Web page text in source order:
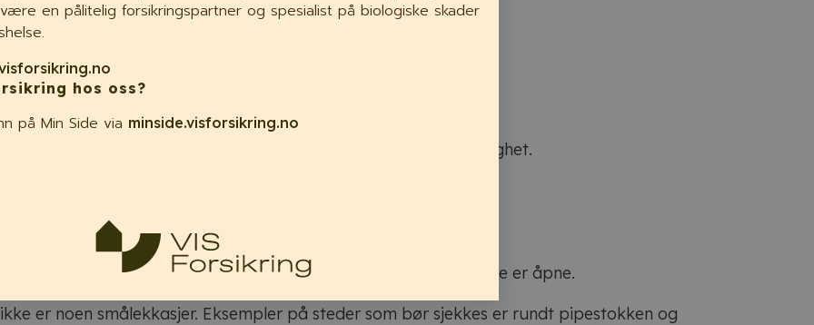
på kjøkken og bad
og husedderkopp i kjeller, kan være et tegn på for høy luftfuktighet.
fuktproblemer
Sørg for å ha nok lufteluker og ventiler, og pass på at de er åpne.
er noen smålekkasjer. Eksempler på steder som bør sjekkes er rundt pipestokken og
en pålitelig forsikringspartner og spesialist på biologiske skader
hos oss?
på Min Side via minside.visforsikring.no